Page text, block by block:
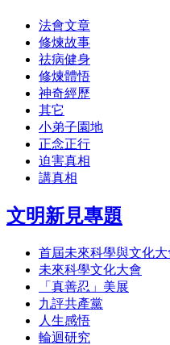
法會文章
修煉故事
祛病健身
修煉體悟
神奇經歷
其它
小弟子園地
正念正行
迫害真相
講真相
文明新見專題
首屆未來科學與文化
未來科學文化大會
「真善忍」美展
九評共產黨
人生感悟
輪迴研究